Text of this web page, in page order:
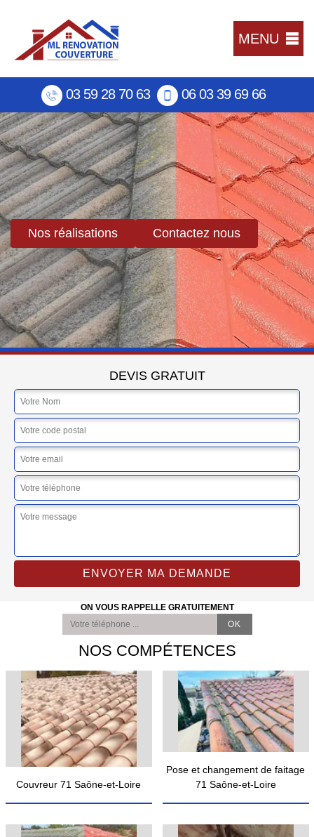
MENU
03 59 28 70 63 06 03 39 69 66
Nos réalisations Contactez nous
DEVIS GRATUIT
ON VOUS RAPPELLE GRATUITEMENT
NOS COMPÉTENCES
Couvreur 71 Saône-et-Loire
Pose et changement de faitage
71 Saône-et-Loire